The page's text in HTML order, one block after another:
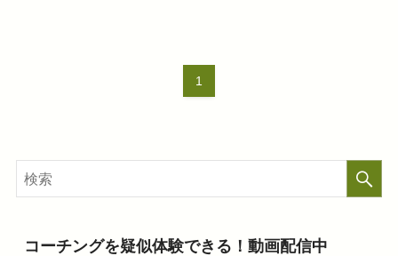
1
コーチングを疑似体験できる！動画配信中